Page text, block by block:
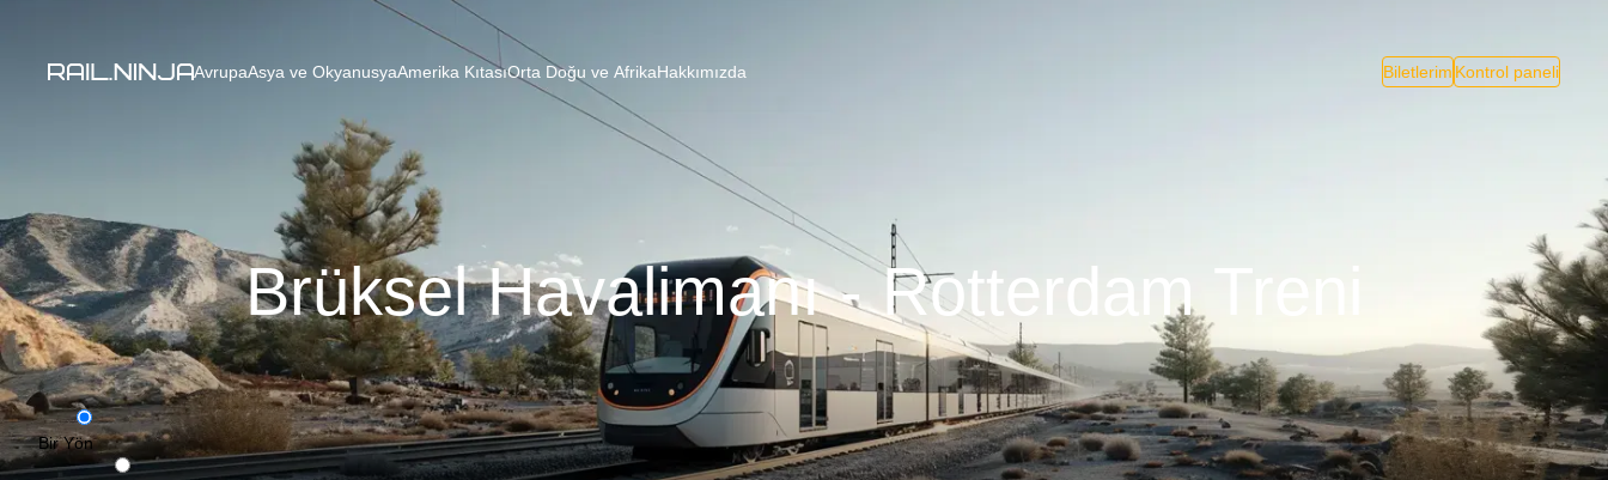
AvrupaAsya ve OkyanusyaAmerika KıtasıOrta Doğu ve AfrikaHakkımızda Biletlerim Kontrol paneli
Brüksel Havalimanı - Rotterdam Treni
Bir Yön